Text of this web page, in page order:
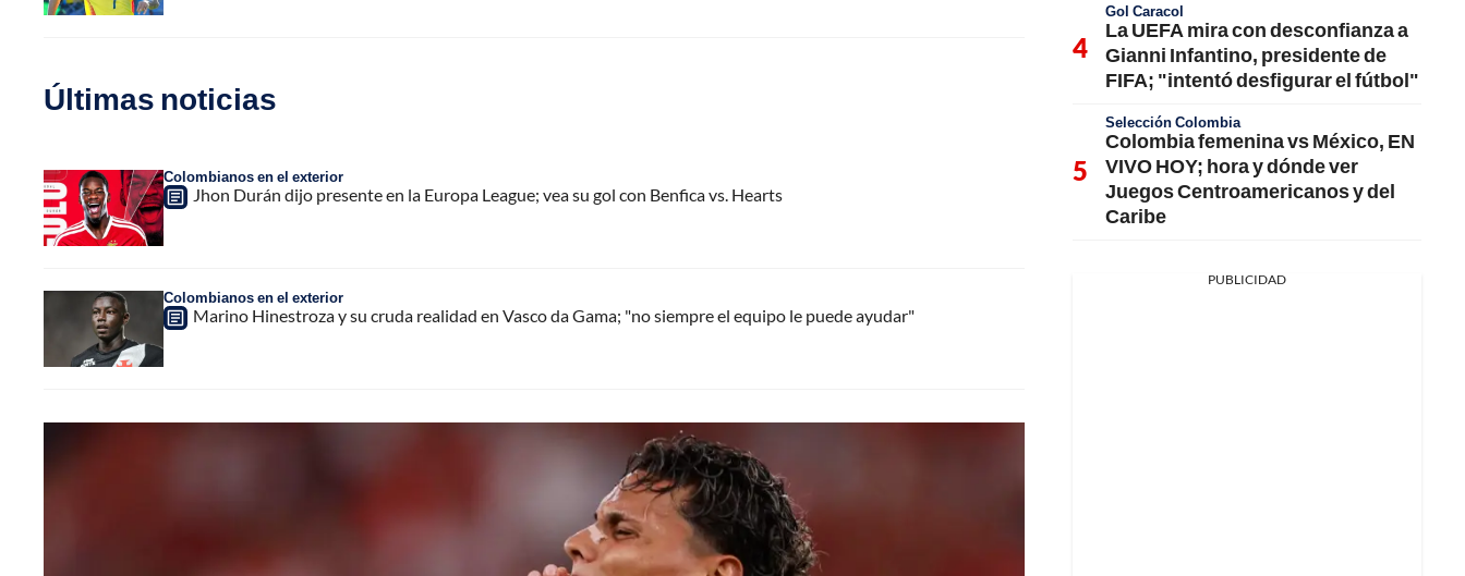
Últimas noticias
Colombianos en el exterior
Jhon Durán dijo presente en la Europa League; vea su gol con Benfica vs. Hearts
Colombianos en el exterior
Marino Hinestroza y su cruda realidad en Vasco da Gama; "no siempre el equipo le puede ayudar"
Gol Caracol
La UEFA mira con desconfianza a
Gianni Infantino, presidente de
FIFA; "intentó desfigurar el fútbol"
Selección Colombia
Colombia femenina vs México, EN
VIVO HOY; hora y dónde ver
Juegos Centroamericanos y del
Caribe
PUBLICIDAD